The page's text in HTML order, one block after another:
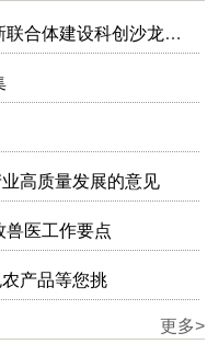
TRIZ赋能科技社团能力提升与创新联合体建设科创沙龙在昆明成功举办
高质量发展的意见
兽医工作要点
产品等您挑
更多>